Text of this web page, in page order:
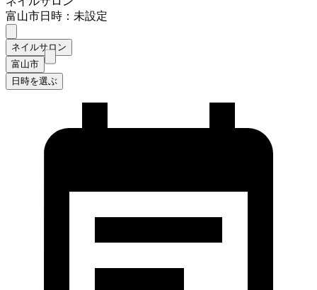
富山市日時：未設定
ネイルサロン
富山市
日時を選ぶ